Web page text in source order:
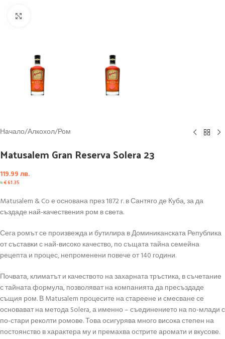
Начало/Алкохол/Ром
Matusalem Gran Reserva Solera 23
119.99 лв.
≈€61.35
Matusalem & Co е основана през 1872 г. в Сантяго де Куба, за да
създаде най-качествения ром в света.
Сега ромът се произвежда и бутилира в Доминиканската Република
от съставки с най-високо качество, по същата тайна семейна
рецепта и процес, непроменени повече от 140 години.
Почвата, климатът и качеството на захарната тръстика, в съчетание
с тайната формула, позволяват на компанията да пресъздаде
същия ром. В Matusalem процесите на стареене и смесване се
основават на метода Solera, а именно – съединението на по-млади с
по-стари реколти ромове. Това осигурява много висока степен на
постоянство в характера му и премахва острите аромати и вкусове.